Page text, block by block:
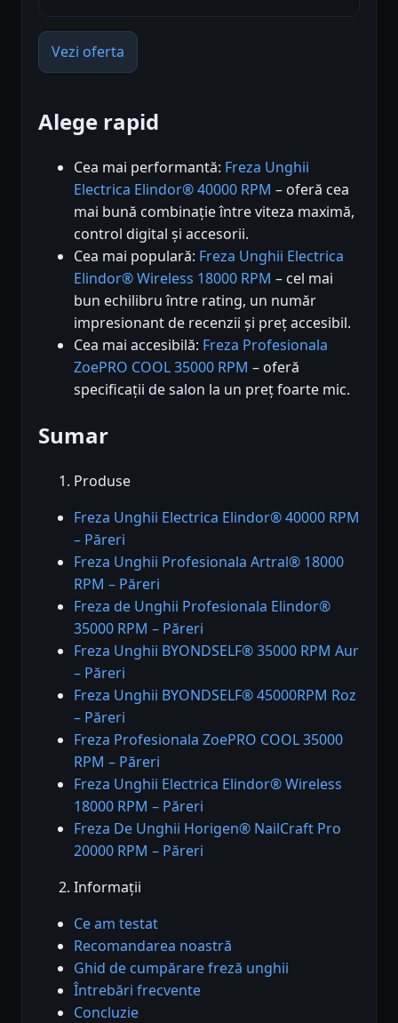
Vezi oferta
Alege rapid
Cea mai performantă: Freza Unghii
Electrica Elindor® 40000 RPM – oferă cea
mai bună combinație între viteza maximă,
control digital și accesorii.
Cea mai populară: Freza Unghii Electrica
Elindor® Wireless 18000 RPM – cel mai
bun echilibru între rating, un număr
impresionant de recenzii și preț accesibil.
Cea mai accesibilă: Freza Profesionala
ZoePRO COOL 35000 RPM – oferă
specificații de salon la un preț foarte mic.
Sumar
Produse
Freza Unghii Electrica Elindor® 40000 RPM
– Păreri
Freza Unghii Profesionala Artral® 18000
RPM – Păreri
Freza de Unghii Profesionala Elindor®
35000 RPM – Păreri
Freza Unghii BYONDSELF® 35000 RPM Aur
– Păreri
Freza Unghii BYONDSELF® 45000RPM Roz
– Păreri
Freza Profesionala ZoePRO COOL 35000
RPM – Păreri
Freza Unghii Electrica Elindor® Wireless
18000 RPM – Păreri
Freza De Unghii Horigen® NailCraft Pro
20000 RPM – Păreri
Informații
Ce am testat
Recomandarea noastră
Ghid de cumpărare freză unghii
Întrebări frecvente
Concluzie